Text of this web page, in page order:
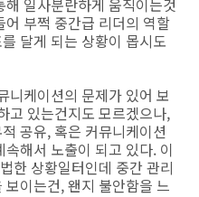
일사분란하게 움직이는것
부쩍 중간급 리더의 역할
달게 되는 상황이 몹시도
니케이션의 문제가 있어 보
고 있는건지도 모르겠으나,
공유, 혹은 커뮤니케이션
해서 노출이 되고 있다. 이
한 상황일터인데 중간 관리
이는건, 왠지 불안함을 느